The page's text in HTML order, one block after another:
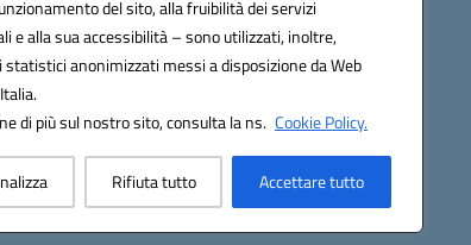
del sito, alla fruibilità dei servizi
e alla sua accessibilità – sono utilizzati, inoltre,
anonimizzati messi a disposizione da Web
di più sul nostro sito, consulta la ns. Cookie Policy.
Rifiuta tutto Accettare tutto